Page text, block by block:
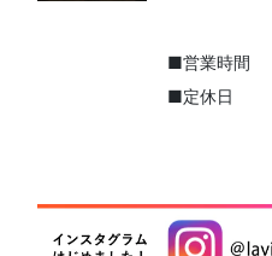
■営業時間
■定休日